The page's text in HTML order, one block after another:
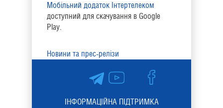
Мобільний додаток Інтертелеком
доступний для скачування в Google
Play.
Новини та прес-релізи
ІНФОРМАЦІЙНА ПІДТРИМКА